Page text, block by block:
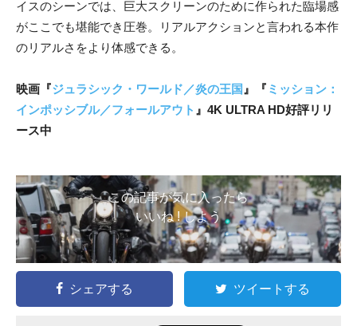
イスのシーンでは、巨大スクリーンのために作られた臨場感
がここでも堪能でき圧巻。リアルアクションと言われる本作
のリアルさをより体感できる。
映画『ジュラシック・ワールド／炎の王国 』『 ミッション：
インポッシブル／フォールアウト 』4K ULTRA HD好評リリ
ース中
この記事が気に入ったら
いいね ! しよう
シェアする ツイートする